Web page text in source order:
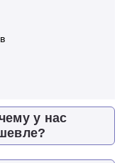
у нас